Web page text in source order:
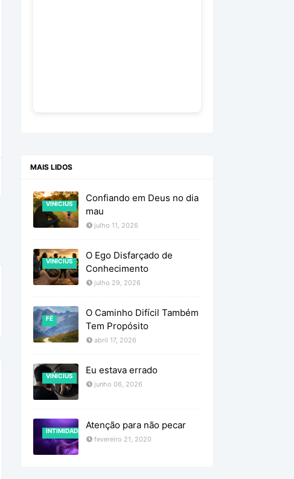
MAIS LIDOS
VINICIUS
Confiando em Deus no dia
mau
julho 11, 2026
VINICIUS
O Ego Disfarçado de
Conhecimento
julho 29, 2026
FÉ
O Caminho Difícil Também
Tem Propósito
abril 17, 2026
VINICIUS Eu estava errado
junho 06, 2026
INTIMIDADE Atenção para não pecar
fevereiro 21, 2020